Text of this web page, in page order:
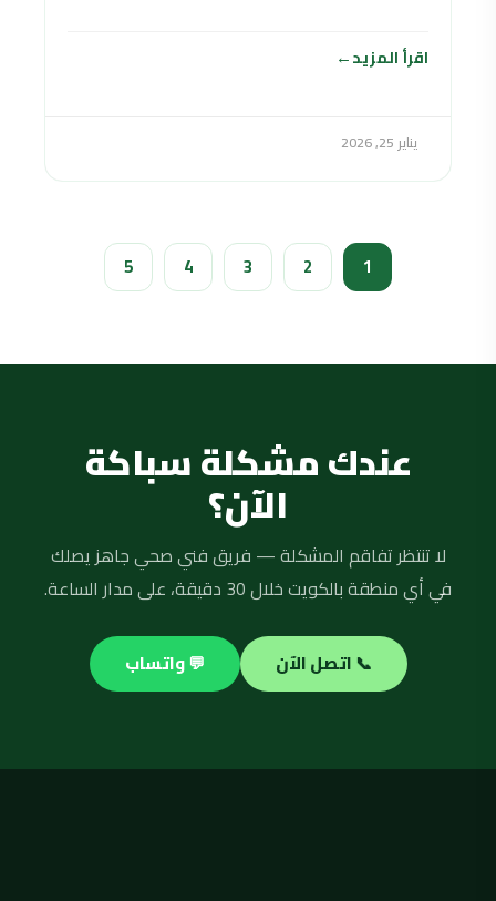
اقرأ المزيد
يناير 25, 2026
1
2
3
4
5
عندك مشكلة سباكة
الآن؟
لا تنتظر تفاقم المشكلة — فريق فني صحي جاهز يصلك
في أي منطقة بالكويت خلال 30 دقيقة، على مدار الساعة.
📞 اتصل الآن 💬 واتساب